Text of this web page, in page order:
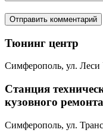
Тюнинг центр
Симферополь, ул. Леси
Станция
кузовного ремонта
Симферополь, ул.